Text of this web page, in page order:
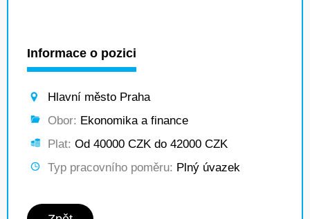
Informace o pozici
Hlavní město Praha
Obor: Ekonomika a finance
Plat: Od 40000 CZK do 42000 CZK
Typ pracovního poměru: Plný úvazek